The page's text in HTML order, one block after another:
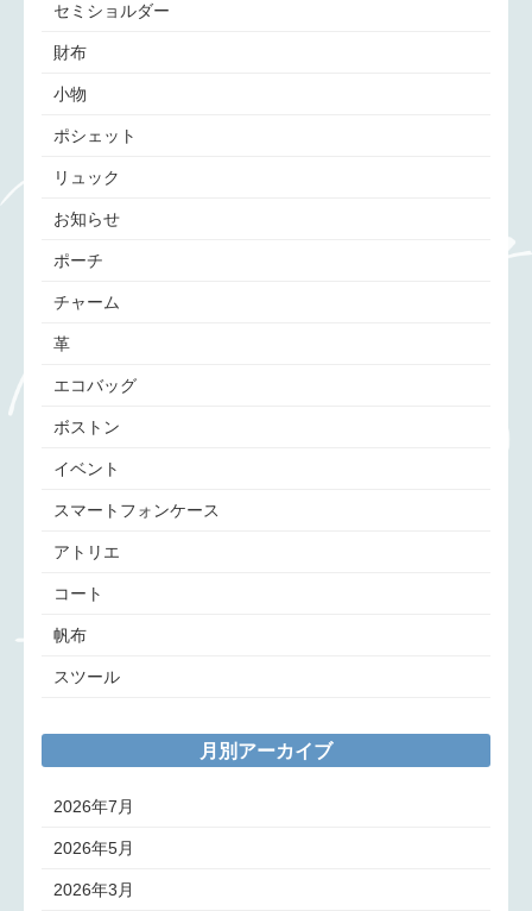
セミショルダー
財布
小物
ポシェット
リュック
お知らせ
ポーチ
チャーム
革
エコバッグ
ボストン
イベント
スマートフォンケース
アトリエ
コート
帆布
スツール
月別アーカイブ
2026年7月
2026年5月
2026年3月